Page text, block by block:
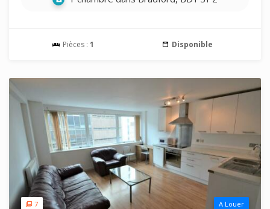
Pièces : 1 Disponible
7 A Louer